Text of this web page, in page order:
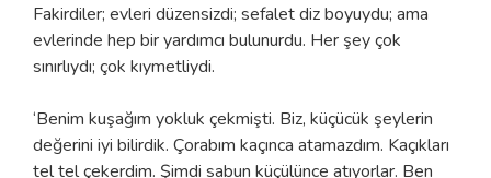
Fakirdiler; evleri düzensizdi; sefalet diz boyuydu; ama
evlerinde hep bir yardımcı bulunurdu. Her şey çok
sınırlıydı; çok kıymetliydi.
‘Benim kuşağım yokluk çekmişti. Biz, küçücük şeylerin
değerini iyi bilirdik. Çorabım kaçınca atamazdım. Kaçıkları
tel tel çekerdim. Şimdi sabun küçülünce atıyorlar. Ben